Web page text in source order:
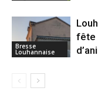
Bresse
Louhannaise
fête